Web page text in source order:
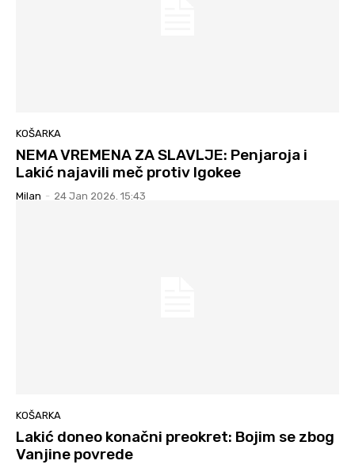
KOŠARKA
NEMA VREMENA ZA SLAVLJE: Penjaroja i
Lakić najavili meč protiv Igokee
Milan - 24 Jan 2026. 15:43
KOŠARKA
Lakić doneo konačni preokret: Bojim se zbog
Vanjine povrede